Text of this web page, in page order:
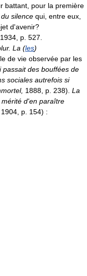
battant, pour la première
du silence qui, entre eux,
d'avenir?
1934, p. 527.
La (les)
de vie observée par les
passait des bouffées de
sociales autrefois si
1888, p. 238). La
d'en paraître
1904, p. 154) :